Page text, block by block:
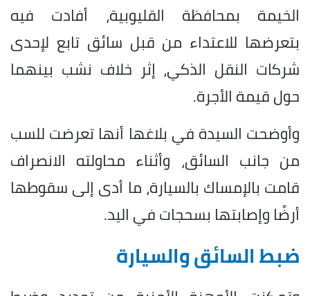
الخيمة بمحافظة القليوبية، أفادت فيه
بتعرضها للاعتداء من قبل سائق تابع لإحدى
شركات النقل الذكي، إثر خلاف نشب بينهما
حول قيمة الأجرة.
وأوضحت السيدة في بلاغها أنها تعرضت للسب
من جانب السائق، وأثناء محاولته الانصراف
قامت بالإمساك بالسيارة، ما أدى إلى سقوطها
أرضًا وإصابتها بسحجات في اليد.
ضبط السائق والسيارة